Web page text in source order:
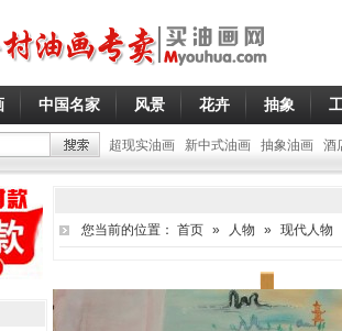
中国名家 风景 花卉 抽象
超现实油画 新中式油画 抽象油画 酒
您当前的位置： 首页 » 人物 » 现代人物